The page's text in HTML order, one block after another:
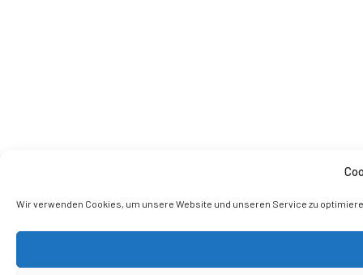
Wir verwenden Cookies, um unsere Website und unseren Service zu